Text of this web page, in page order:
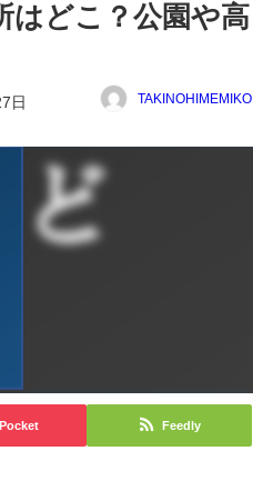
はどこ？公園や高
日 TAKINOHIMEMIKO
Pocket Feedly